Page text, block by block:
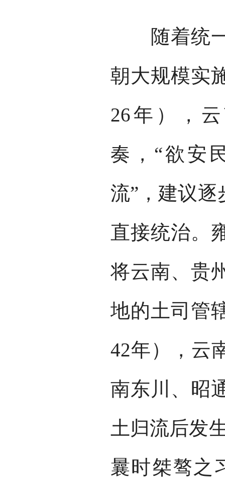
随着统一
朝大规模实
26年），
奏，“欲安
流”，建议
直接统治。
将云南、贵
地的土司管
42年），云
南东川、昭
土归流后发
曩时桀骜之